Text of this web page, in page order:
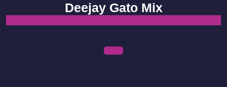
content
Deejay Gato Mix